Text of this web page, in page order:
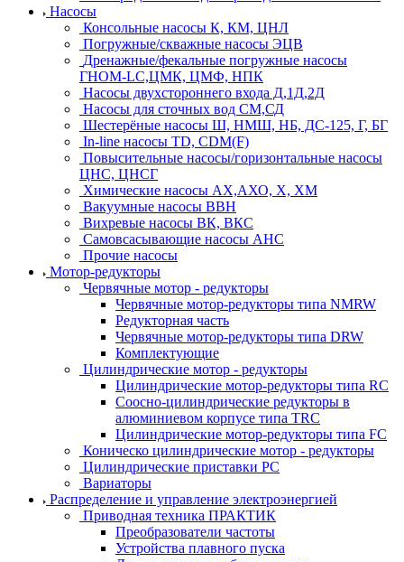
Насосы
Консольные насосы К, КМ, ЦНЛ
Погружные/скважные насосы ЭЦВ
Дренажные/фекальные погружные насосы
ГНОМ-LC,ЦМК, ЦМФ, НПК
Насосы двухстороннего входа Д,1Д,2Д
Насосы для сточных вод СМ,СД
Шестерёные насосы Ш, НМШ, НБ, ДС-125, Г, БГ
In-line насосы TD, CDM(F)
Повысительные насосы/горизонтальные насосы
ЦНС, ЦНСГ
Химические насосы АХ,АХО, Х, ХМ
Вакуумные насосы ВВН
Вихревые насосы ВК, ВКС
Самовсасывающие насосы АНС
Прочие насосы
Мотор-редукторы
Червячные мотор - редукторы
Червячные мотор-редукторы типа NMRW
Редукторная часть
Червячные мотор-редукторы типа DRW
Комплектующие
Цилиндрические мотор - редукторы
Цилиндрические мотор-редукторы типа RC
Соосно-цилиндрические редукторы в
алюминиевом корпусе типа TRC
Цилиндрические мотор-редукторы типа FC
Коническо цилиндрические мотор - редукторы
Цилиндрические приставки PC
Вариаторы
Распределение и управление электроэнергией
Приводная техника ПРАКТИК
Преобразователи частоты
Устройства плавного пуска